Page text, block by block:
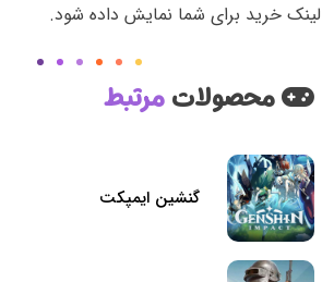
لینک خرید برای شما نمایش داده شود.
محصولاتمرتبط
گنشین ایمپکت